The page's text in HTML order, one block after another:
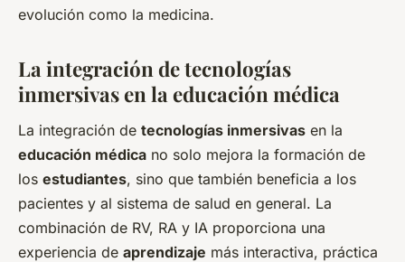
evolución como la medicina.
La integración de tecnologías
inmersivas en la educación médica
La integración de tecnologías inmersivas en la
educación médica no solo mejora la formación de
los estudiantes, sino que también beneficia a los
pacientes y al sistema de salud en general. La
combinación de RV, RA y IA proporciona una
experiencia de aprendizaje más interactiva, práctica